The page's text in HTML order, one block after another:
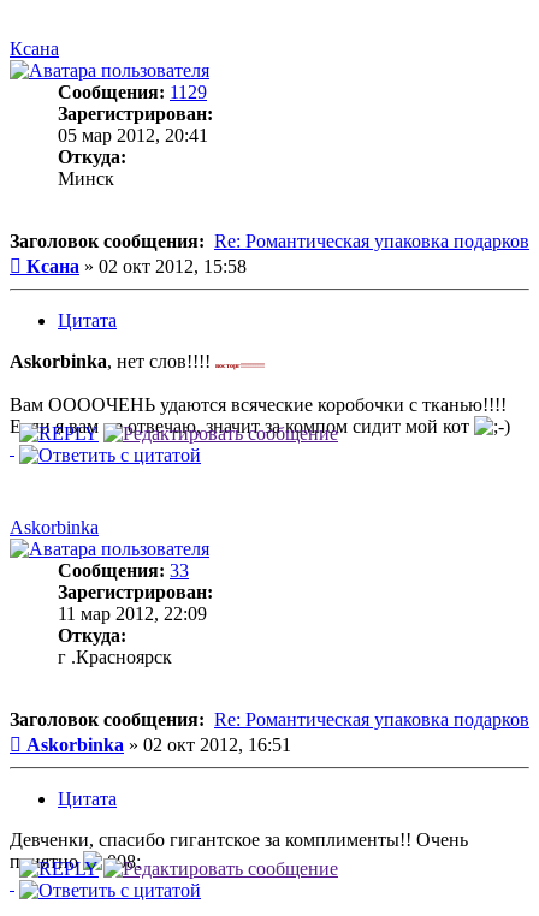
Ксана
Сообщения: 1129
Зарегистрирован:
05 мар 2012, 20:41
Откуда:
Минск
Заголовок сообщения: Re: Романтическая упаковка подарков
Сообщение
Ксана » 02 окт 2012, 15:58
Цитата
Askorbinka, нет слов!!!! восторг!!!!!!!!!!
Вам ООООЧЕНЬ удаются всяческие коробочки с тканью!!!!
Если я вам не отвечаю, значит за компом сидит мой кот
Askorbinka
Сообщения: 33
Зарегистрирован:
11 мар 2012, 22:09
Откуда:
г .Красноярск
Заголовок сообщения: Re: Романтическая упаковка подарков
Сообщение
Askorbinka » 02 окт 2012, 16:51
Цитата
Девченки, спасибо гигантское за комплименты!! Очень
приятно